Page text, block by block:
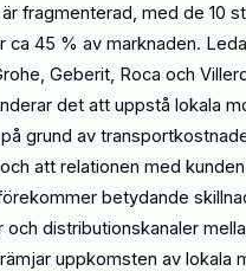
fragmenterad , med de 10
ca 45 % av marknaden.
Geberit, Roca och
det att uppstå lokala
grund av
att relationen med
betydande
och distributionskanaler
uppkomsten av lokala